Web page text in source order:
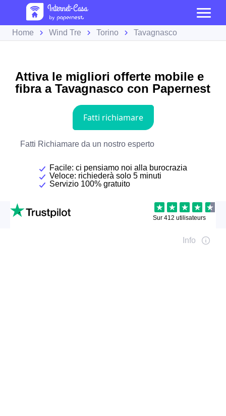
Home Wind Tre Torino Tavagnasco